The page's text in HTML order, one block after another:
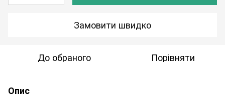
Замовити швидко
До обраного Порівняти
Опис